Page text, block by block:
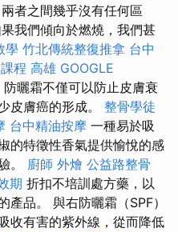
者之間幾乎沒有任何區
我們傾向於燃燒，我們甚
學 竹北傳統整復推拿 台中
程 高雄 GOOGLE
防曬霜不僅可以防止皮膚衰
皮膚癌的形成。 整骨學徒
台中精油按摩 一種易於吸
的特徵性香氣提供愉悅的感
。 廚師 外燴 公益路整骨
期 折扣不培訓處方藥，以
品。 與右防曬霜（SPF）
收有害的紫外線，從而降低